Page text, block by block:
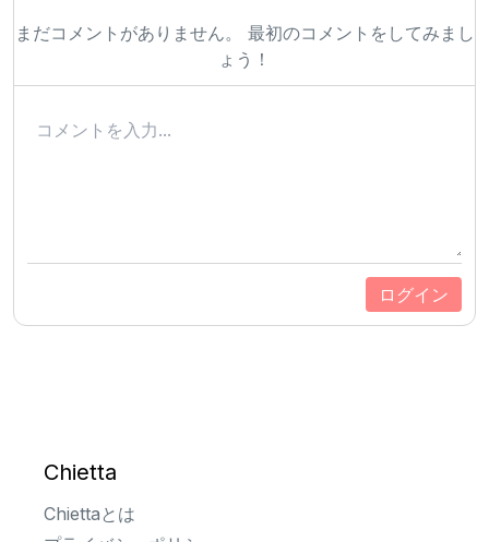
まだコメントがありません。 最初のコメントをしてみまし
ょう！
ログイン
Chietta
Chiettaとは